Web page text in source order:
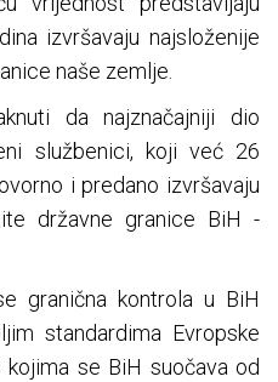
izvršavaju najsloženije
naše zemlje.
da najznačajniji dio
službenici, koji već 26
i predano izvršavaju
državne granice BiH -
granična kontrola u BiH
standardima Evropske
se BiH suočava od